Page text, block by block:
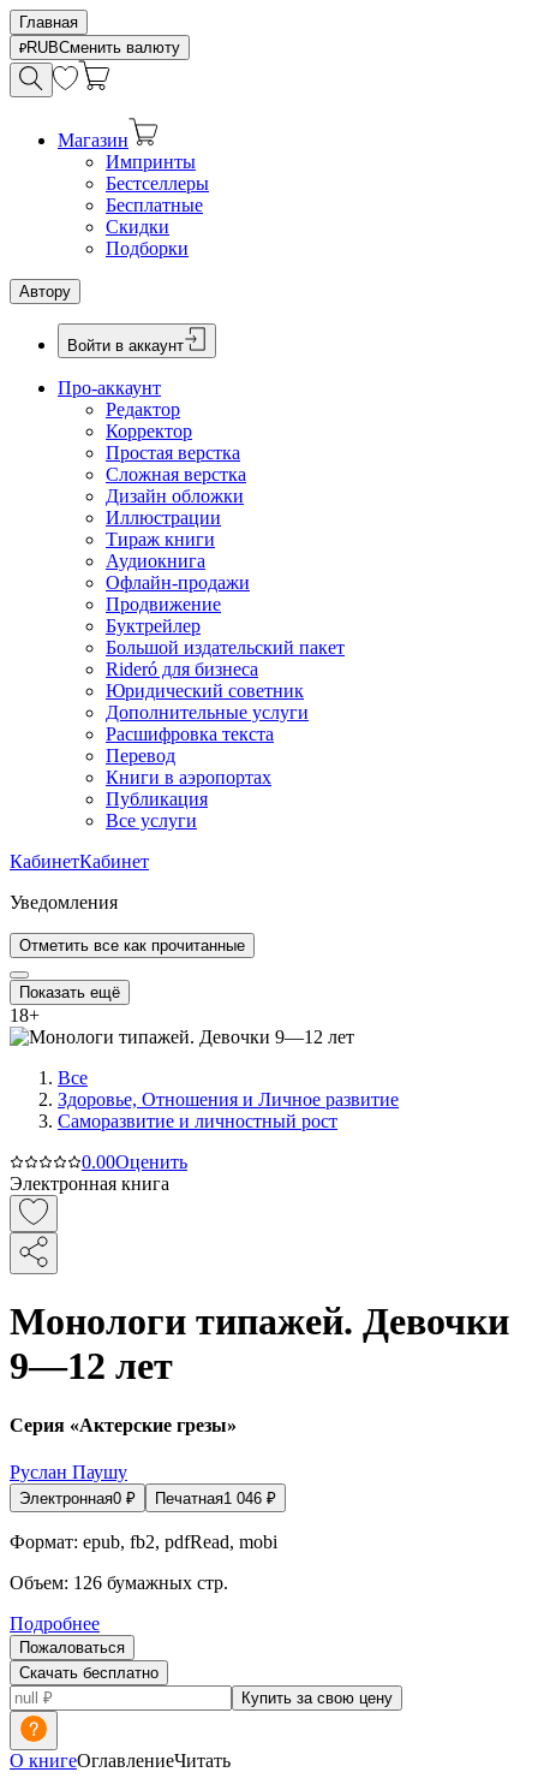
Главная
RUBСменить валюту
Магазин
Импринты
Бестселлеры
Бесплатные
Скидки
Подборки
Автору
Войти в аккаунт
Про-аккаунт
Редактор
Корректор
Простая верстка
Сложная верстка
Дизайн обложки
Иллюстрации
Тираж книги
Аудиокнига
Офлайн-продажи
Продвижение
Буктрейлер
Большой издательский пакет
Rideró для бизнеса
Юридический советник
Дополнительные услуги
Расшифровка текста
Перевод
Книги в аэропортах
Публикация
Все услуги
КабинетКабинет
Уведомления
Отметить все как прочитанные
Показать ещё
18+
Все
Здоровье, Отношения и Личное развитие
Саморазвитие и личностный рост
0.00Оценить
Электронная книга
Монологи типажей. Девочки
9—12 лет
Серия «Актерские грезы»
Руслан Паушу
Электронная0 ₽ Печатная1 046 ₽
Формат: epub, fb2, pdfRead, mobi
Объем: 126 бумажных стр.
Подробнее
Пожаловаться
Скачать бесплатно
Купить за свою цену
О книгеОглавлениеЧитать